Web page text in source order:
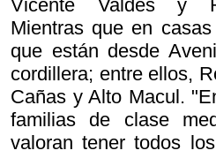
Vicente Valdés y
Mientras que en
que están desde
cordillera; entre ellos,
Cañas y Alto Macul.
familias de clase
valoran tener todos